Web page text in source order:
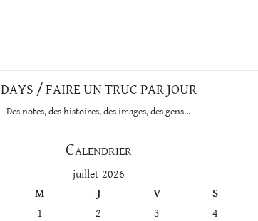
DAYS / FAIRE UN TRUC PAR JOUR
Des notes, des histoires, des images, des gens…
Calendrier
juillet 2026
M J V S
1
2 3 4